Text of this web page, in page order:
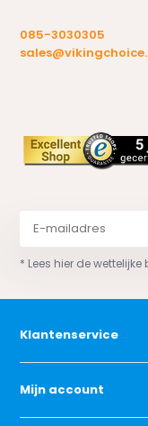
085-3030305
* Lees hier de wettelijke
Klantenservice
Mijn account